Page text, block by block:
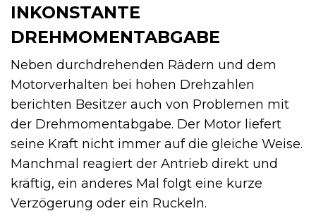
INKONSTANTE
DREHMOMENTABGABE
Neben durchdrehenden Rädern und dem
Motorverhalten bei hohen Drehzahlen
berichten Besitzer auch von Problemen mit
der Drehmomentabgabe. Der Motor liefert
seine Kraft nicht immer auf die gleiche Weise.
Manchmal reagiert der Antrieb direkt und
kräftig, ein anderes Mal folgt eine kurze
Verzögerung oder ein Ruckeln.